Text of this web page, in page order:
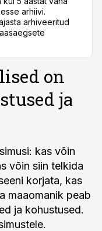
arhiivi.
arhiveeritud
on
ja
kas võin
võin siin telkida
korjata, kas
maaomanik peab
ja kohustused.